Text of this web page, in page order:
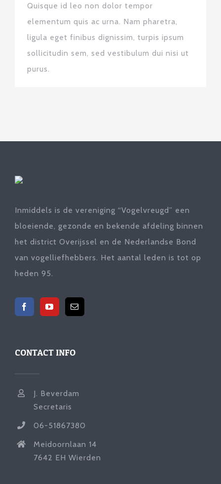
Quisque id leo non dolor tempor
elementum quis ac urna. Nam pharetra,
ligula eget finibus dignissim, turpis ipsum
sollicitudin sem, sed vestibulum dui nisi ut
purus.
Inmiddels is de vereniging “Vogelvreugd” een
bloeiende, gezonde en bekende afdeling binnen
het district Overijssel en de Nederlandse Bond
van vogelliefhebbers. Het aantal leden is tot op
heden 95.
CONTACT INFO
J. Beverdam
Secretaris
06-51867380
Meidoornlaan 14
7642 EH Wierden